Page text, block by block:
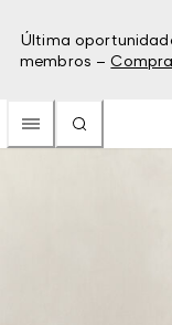
Última
membros –